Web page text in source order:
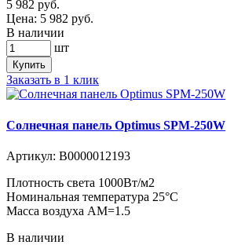
5 982 руб.
Цена: 5 982 руб.
В наличии
шт
Купить
Заказать в 1 клик
Солнечная панель Optimus SPM-250W
Артикул: В0000012193
Плотность света 1000Вт/м2
Номинальная температура 25°C
Масса воздуха АМ=1.5
В наличии